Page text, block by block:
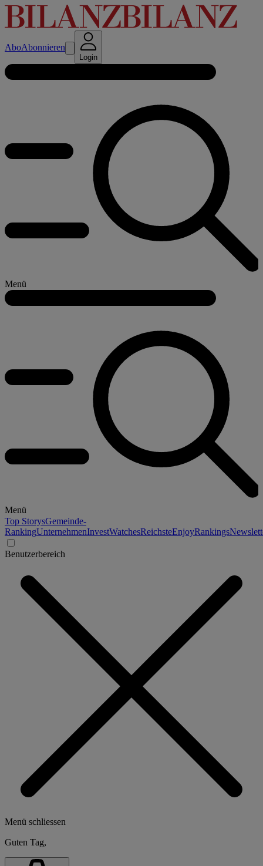
AboAbonnieren
Login
Menü
Menü
Top StorysGemeinde-
RankingUnternehmenInvestWatchesReichsteEnjoyRankings
Benutzerbereich
Menü schliessen
Guten Tag,